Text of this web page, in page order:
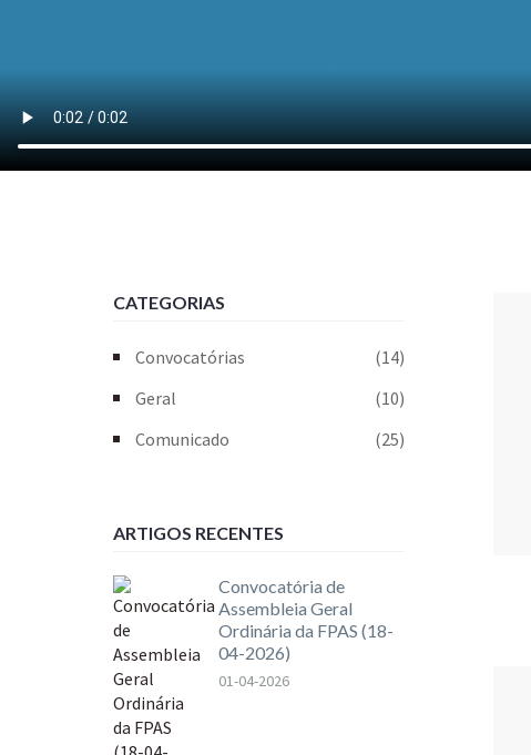
CATEGORIAS
Convocatórias
(14)
Geral
(10)
Comunicado
(25)
ARTIGOS RECENTES
Convocatória de
Assembleia Geral
Ordinária da FPAS (18-
04-2026)
01-04-2026